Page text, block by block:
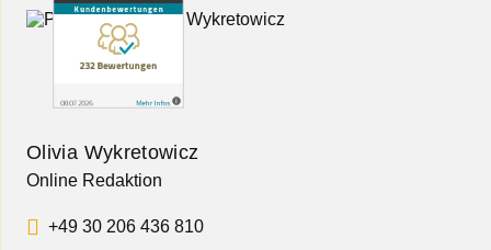
Olivia Wykretowicz
Online Redaktion
+49 30 206 436 810